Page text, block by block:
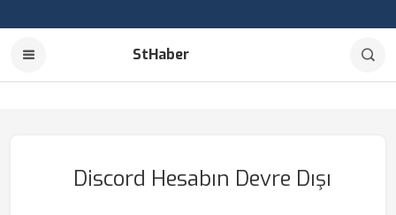
StHaber
Discord Hesabın Devre Dışı